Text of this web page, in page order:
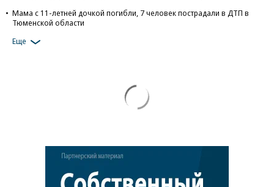
Мама с 11-летней дочкой погибли, 7 человек пострадали в ДТП в
Тюменской области
Еще